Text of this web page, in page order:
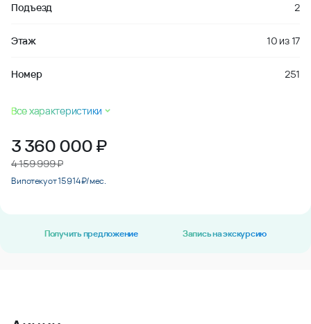
Подъезд 2
Этаж 10 из17
Номер 251
Все характеристики
3 360 000₽
4 159 999 ₽
В ипотеку от 15 914 ₽/мес.
Получить предложение Запись на экскурсию